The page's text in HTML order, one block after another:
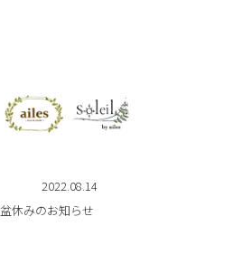
2022.08.14
休みのお知らせ